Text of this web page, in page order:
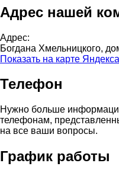
Адрес нашей
Адрес:
Богдана Хмельницкого,
Показать на карте Яндекса
Телефон
Нужно больше
телефонам,
на все ваши вопросы.
График работы